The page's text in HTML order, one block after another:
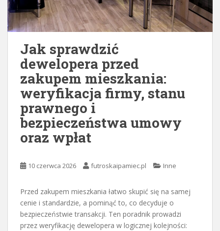
Jak sprawdzić
dewelopera przed
zakupem mieszkania:
weryfikacja firmy, stanu
prawnego i
bezpieczeństwa umowy
oraz wpłat
10 czerwca 2026 futroskaipamiec.pl Inne
Przed zakupem mieszkania łatwo skupić się na samej
cenie i standardzie, a pominąć to, co decyduje o
bezpieczeństwie transakcji. Ten poradnik prowadzi
przez weryfikację dewelopera w logicznej kolejności: